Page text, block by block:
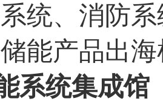
统、消防
能产品出
系统集成馆